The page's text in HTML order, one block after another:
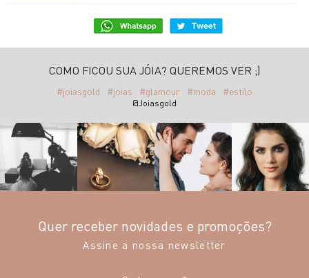
COMO FICOU SUA JÓIA? QUEREMOS VER ;)
#joiasgold #joias #glamour #moda #estilo
@Joiasgold
Quer receber novidades e promoções?
Assine a nossa newsletter